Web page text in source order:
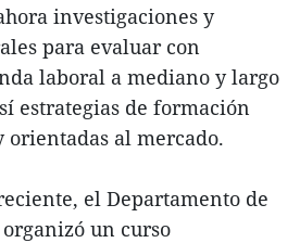
investigaciones y
para evaluar con
laboral a mediano y largo
estrategias de formación
orientadas al mercado.
el Departamento de
un curso